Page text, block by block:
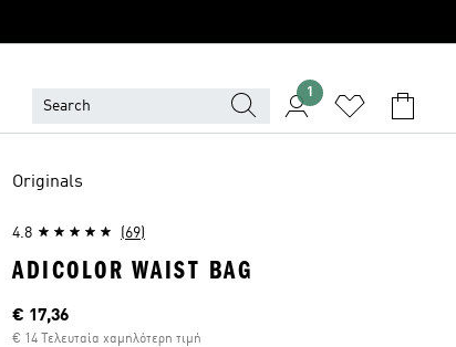
1
Originals
4.8 (69)
ADICOLOR WAIST BAG
Τρέχουσα τιμή
€ 17,36
€ 14 Τελευταία χαμηλότερη τιμή